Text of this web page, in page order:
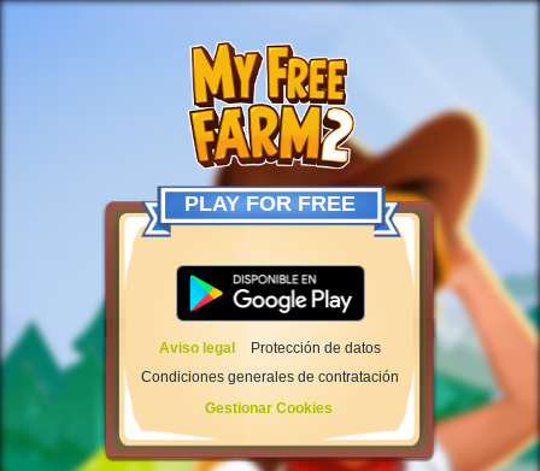
PLAY FOR FREE
Aviso legal
Protección de datos
Condiciones generales de contratación
Gestionar Cookies